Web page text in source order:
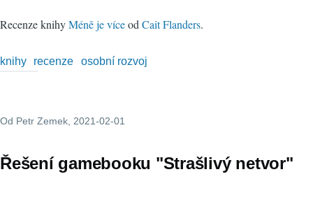
Recenze knihyMéně je víceod Cait Flanders.
knihy recenze osobní rozvoj
Od Petr Zemek , 2021-02-01
Řešení gamebooku "Strašlivý netvor"